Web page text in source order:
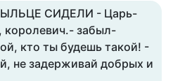
СИДЕЛИ - Царь-
королевич.- забыл-
кто ты будешь такой! -
не задерживай добрых и